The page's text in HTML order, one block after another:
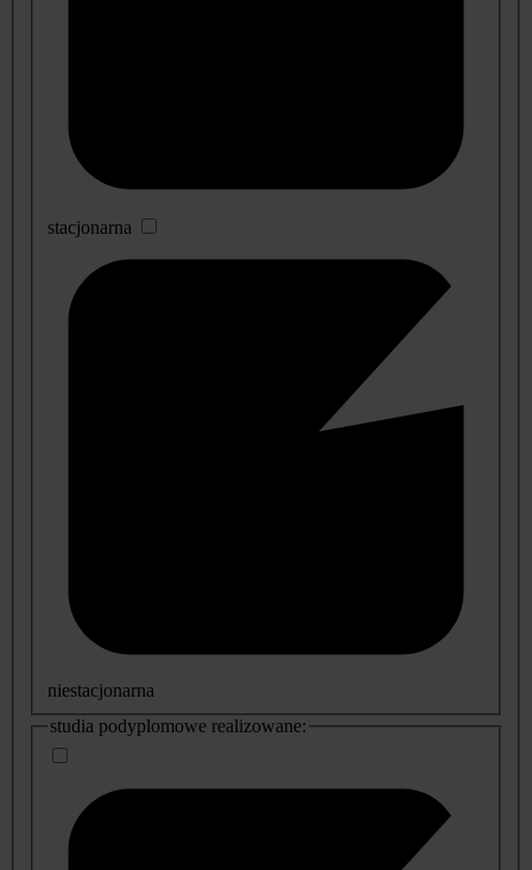
stacjonarna
niestacjonarna
studia podyplomowe realizowane: